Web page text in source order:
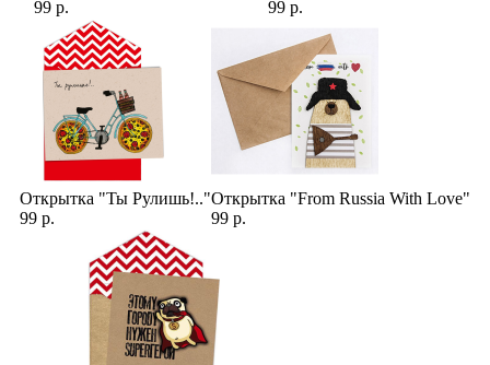
99 р. 99 р.
Открытка "Ты Рулишь!.."
99 р.
Открытка "From Russia With Love"
99 р.